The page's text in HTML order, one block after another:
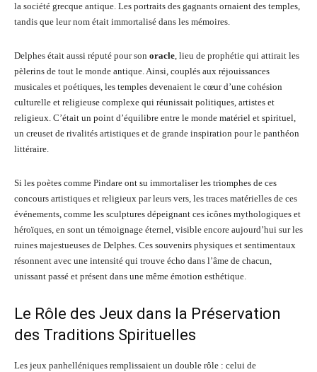
la société grecque antique. Les portraits des gagnants ornaient des temples,
tandis que leur nom était immortalisé dans les mémoires.
Delphes était aussi réputé pour son oracle, lieu de prophétie qui attirait les
pèlerins de tout le monde antique. Ainsi, couplés aux réjouissances
musicales et poétiques, les temples devenaient le cœur d’une cohésion
culturelle et religieuse complexe qui réunissait politiques, artistes et
religieux. C’était un point d’équilibre entre le monde matériel et spirituel,
un creuset de rivalités artistiques et de grande inspiration pour le panthéon
littéraire.
Si les poètes comme Pindare ont su immortaliser les triomphes de ces
concours artistiques et religieux par leurs vers, les traces matérielles de ces
événements, comme les sculptures dépeignant ces icônes mythologiques et
héroïques, en sont un témoignage éternel, visible encore aujourd’hui sur les
ruines majestueuses de Delphes. Ces souvenirs physiques et sentimentaux
résonnent avec une intensité qui trouve écho dans l’âme de chacun,
unissant passé et présent dans une même émotion esthétique.
Le Rôle des Jeux dans la Préservation
des Traditions Spirituelles
Les jeux panhelléniques remplissaient un double rôle : celui de